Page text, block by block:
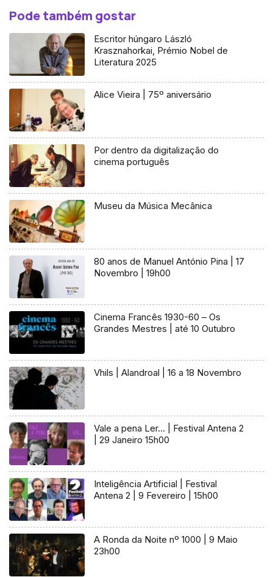
Pode também gostar
Escritor húngaro László
Krasznahorkai, Prémio Nobel de
Literatura 2025
Alice Vieira | 75º aniversário
Por dentro da digitalização do
cinema português
Museu da Música Mecânica
80 anos de Manuel António Pina | 17
Novembro | 19h00
Cinema Francês 1930-60 – Os
Grandes Mestres | até 10 Outubro
Vhils | Alandroal | 16 a 18 Novembro
Vale a pena Ler… | Festival Antena 2
| 29 Janeiro 15h00
Inteligência Artificial | Festival
Antena 2 | 9 Fevereiro | 15h00
A Ronda da Noite nº 1000 | 9 Maio
23h00